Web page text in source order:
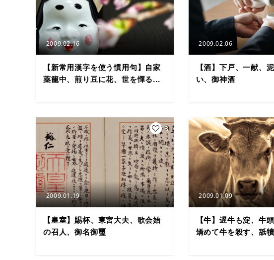
2009.02.16
【新常用漢字を使う慣用句】自家
薬籠中、煎り豆に花、世を憚る...
2009.02.06
【酒】下戸、一献、
い、御神酒
2009.01.19
【皇室】賜杯、東宮大夫、歌会始
の召人、御名御璽
3
2009.01.09
【牛】遅牛も淀、牛
矯めて牛を殺す、舐